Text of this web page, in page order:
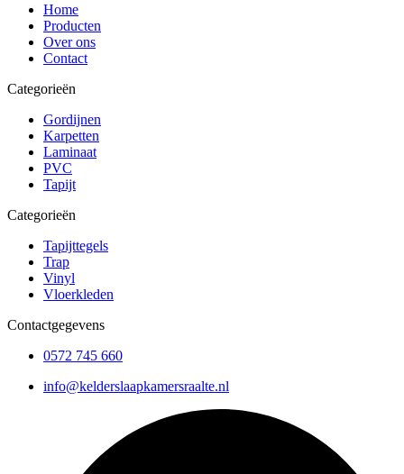
Home
Producten
Over ons
Contact
Categorieën
Gordijnen
Karpetten
Laminaat
PVC
Tapijt
Categorieën
Tapijttegels
Trap
Vinyl
Vloerkleden
Contactgegevens
0572 745 660
info@kelderslaapkamersraalte.nl